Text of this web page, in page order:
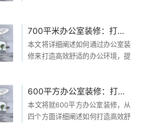
布局方面，如合理划分功能区域、
选用适宜的颜色和材质等；2、办
公设备与家具，如选...
700平米办公室装修：打造高效舒适的办公环境，提升工作效率和员工满意度
本文将详细阐述如何通过办公室装
修来打造高效舒适的办公环境，提
放式办公区域和个人工作区域的结
合，打造出一个适合团队协作和个
体工作的环境。其次，...
600平方办公室装修：打造高效舒适的办公空间，提升工作品质和员工满意度
本文将就600平方办公室装修，从
四个方面详细阐述如何打造高效舒